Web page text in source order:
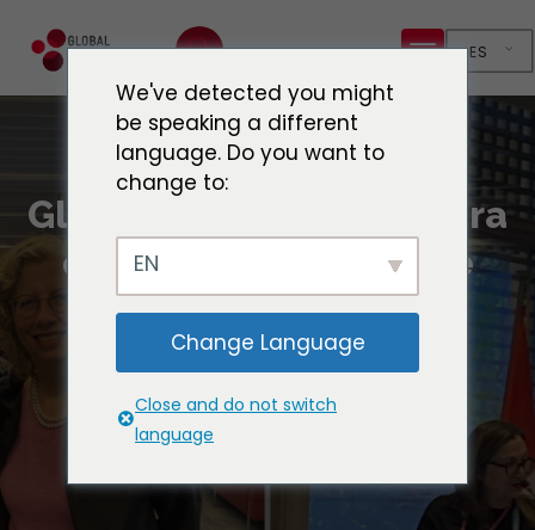
ES
Global Cities Hub celebra
en Ginebra 25 años de
colaboración
medioambiental
We've detected you might
be speaking a different
language. Do you want to
change to:
EN
Change Language
Close and do not switch
language